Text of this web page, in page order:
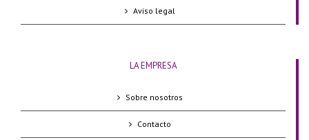
Aviso legal
LA EMPRESA
Sobre nosotros
Contacto